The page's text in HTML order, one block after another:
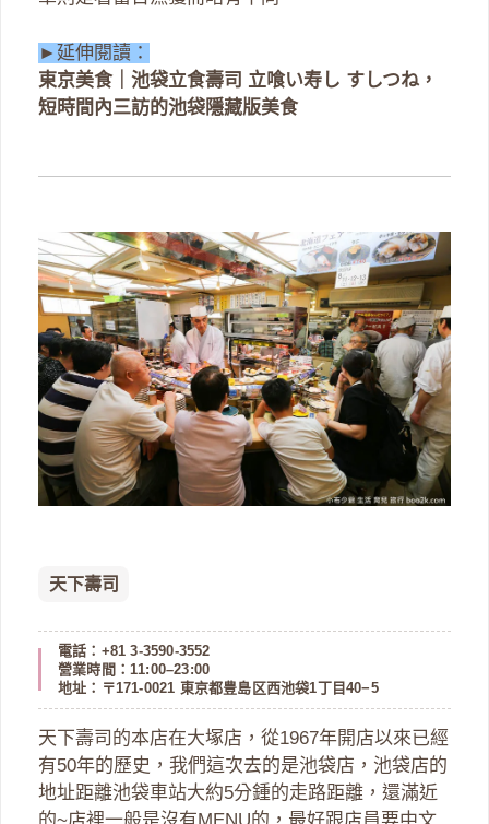
►延伸閱讀：
東京美食｜池袋立食壽司 立喰い寿し すしつね，
短時間內三訪的池袋隱藏版美食
天下壽司
電話：+81 3-3590-3552
營業時間：11:00–23:00
地址：〒171-0021 東京都豊島区西池袋1丁目40−5
天下壽司的本店在大塚店，從1967年開店以來已經
有50年的歷史，我們這次去的是池袋店，池袋店的
地址距離池袋車站大約5分鍾的走路距離，還滿近